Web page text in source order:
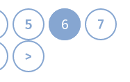
5 6
7
>